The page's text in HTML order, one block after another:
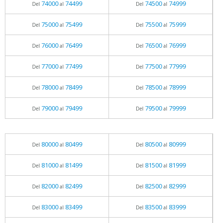
Del 74000al 74499 Del 74500al 74999
Del 75000al 75499 Del 75500al 75999
Del 76000al 76499 Del 76500al 76999
Del 77000al 77499 Del 77500al 77999
Del 78000al 78499 Del 78500al 78999
Del 79000al 79499 Del 79500al 79999
Del 80000al 80499 Del 80500al 80999
Del 81000al 81499 Del 81500al 81999
Del 82000al 82499 Del 82500al 82999
Del 83000al 83499 Del 83500al 83999